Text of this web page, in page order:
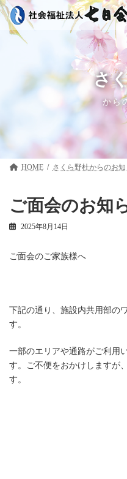
コ
ン
ナ
ビ
さ
から
HOME さくら野杜
ご面会のお知
2025年8月14日
ご面会のご家族様へ
下記の通り、施設内共用部の
す。
一部のエリアや通路がご利用
す。ご不便をおかけしますが
す。